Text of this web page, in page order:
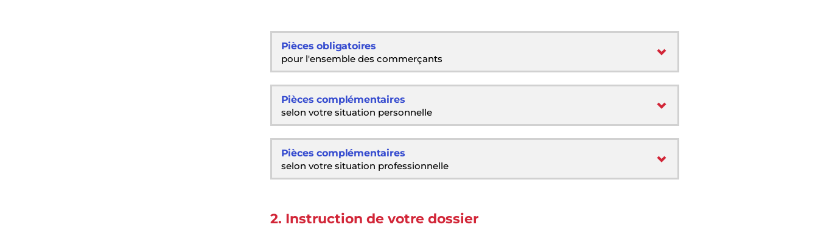
Pièces obligatoires
pour l'ensemble des commerçants
Pièces complémentaires
selon votre situation personnelle
Pièces complémentaires
selon votre situation professionnelle
2. Instruction de votre dossier